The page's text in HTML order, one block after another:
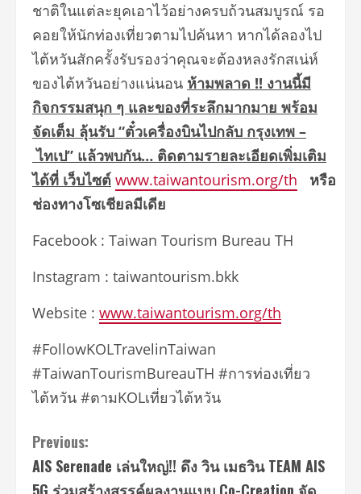
ชาติในแต่ละยุคเอาไว้อย่างครบถ้วนสมบูรณ์ รอ
คอยให้นักท่องเที่ยวตามไปค้นหา หากได้ลองไป
ไต้หวันสักครั้งรับรองว่าคุณจะต้องหลงรักสเน่ห์
ของไต้หวันอย่างแน่นอน ห้ามพลาด !! งานนี้มี
กิจกรรมสนุก ๆ และของที่ระลึกมากมาย พร้อม
จัดเต็ม ลุ้นรับ “ตั๋วเครื่องบินไปกลับ กรุงเทพ –
ไทเป” แล้วพบกัน… ติดตามรายละเอียดเพิ่มเติม
ได้ที่ เว็บไซต์ www.taiwantourism.org/th
หรือ
ช่องทางโซเชียลมีเดีย
Facebook : Taiwan Tourism Bureau TH
Instagram : taiwantourism.bkk
Website : www.taiwantourism.org/th
#FollowKOLTravelinTaiwan
#TaiwanTourismBureauTH #การท่องเที่ยว
ไต้หวัน #ตามKOLเที่ยวไต้หวัน
Continue
Reading
Previous:
AIS Serenade เล่นใหญ่!! ดึง วิน เมธวิน TEAM AIS